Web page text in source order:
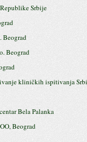
Srbije
Beograd
Beograd
kliničkih ispitivanja
Bela Palanka
Beograd